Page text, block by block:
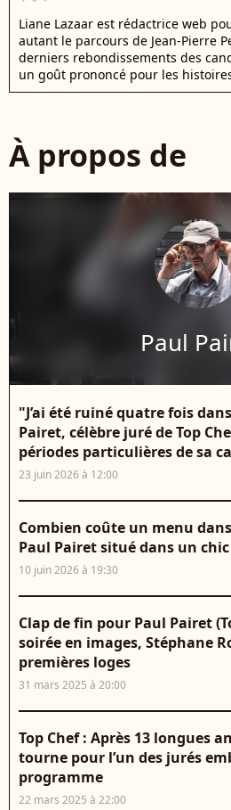
Liane Lazaar est rédactrice web
autant le parcours de Jean-Pierre
derniers rebondissements des
un goût prononcé pour les
À propos de
Paul
"J’ai été ruiné quatre fois
Pairet, célèbre juré de Top
périodes particulières de sa
23 juin 2026 à 12:00
Combien coûte un menu
Paul Pairet situé dans un
10 juin 2026 à 19:30
Clap de fin pour Paul Pairet
soirée en images, Stéphane
premières loges
31 mars 2025 à 20:00
Top Chef : Après 13 longues
tourne pour l’un des jurés
programme
22 mars 2025 à 22:00